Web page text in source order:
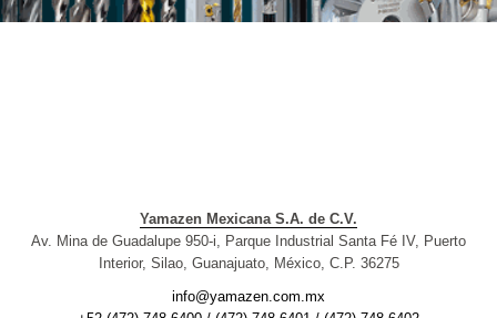
Yamazen Mexicana S.A. de C.V.
Av. Mina de Guadalupe 950-i, Parque Industrial Santa Fé IV, Puerto
Interior, Silao, Guanajuato, México, C.P. 36275
info@yamazen.com.mx